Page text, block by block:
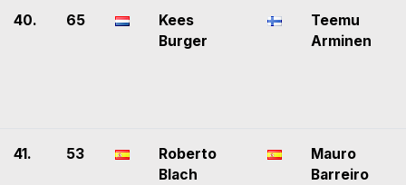
40. 65
Kees
Burger
Teemu
Arminen
41. 53
Roberto
Blach
Mauro
Barreiro